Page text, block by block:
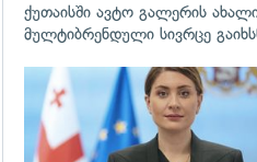
ქუთაისში ავტო გალერის
მულტიბრენდული სივრცე